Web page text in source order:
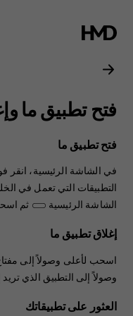
دليل
مستخدم
هاتف
Nokia
8.1
فتح تطبيق ما
فتح تطبيق ما
في الشاشة الرئيسية، انقر
التطبيقات التي تعمل في
الشاشة الرئيسية
ثم
إغلاق تطبيق ما
اسحب لأعلى وصولاً إلى
وصولاً إلى التطبيق الذي تريد
العثور على تطبيقاتك